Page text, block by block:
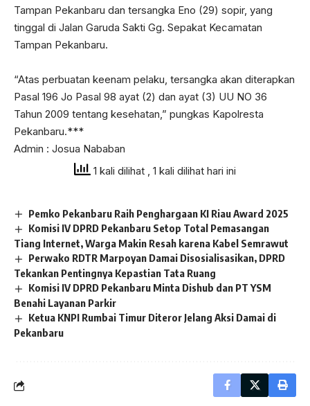
Tampan Pekanbaru dan tersangka Eno (29) sopir, yang
tinggal di Jalan Garuda Sakti Gg. Sepakat Kecamatan
Tampan Pekanbaru.
“Atas perbuatan keenam pelaku, tersangka akan diterapkan
Pasal 196 Jo Pasal 98 ayat (2) dan ayat (3) UU NO 36
Tahun 2009 tentang kesehatan,” pungkas Kapolresta
Pekanbaru.***
Admin : Josua Nababan
1 kali dilihat
, 1 kali dilihat hari ini
Pemko Pekanbaru Raih Penghargaan KI Riau Award 2025
Komisi IV DPRD Pekanbaru Setop Total Pemasangan
Tiang Internet, Warga Makin Resah karena Kabel Semrawut
Perwako RDTR Marpoyan Damai Disosialisasikan, DPRD
Tekankan Pentingnya Kepastian Tata Ruang
Komisi IV DPRD Pekanbaru Minta Dishub dan PT YSM
Benahi Layanan Parkir
Ketua KNPI Rumbai Timur Diteror Jelang Aksi Damai di
Pekanbaru